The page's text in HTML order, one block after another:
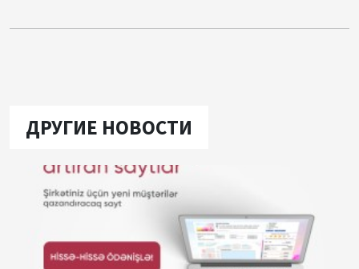
ДРУГИЕ НОВОСТИ